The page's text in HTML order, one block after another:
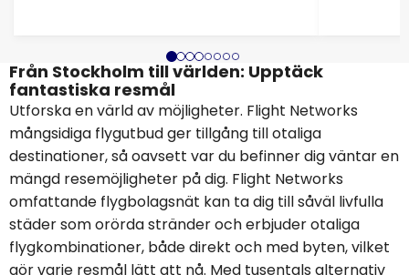
Från Stockholm till världen: Upptäck
fantastiska resmål
Utforska en värld av möjligheter. Flight Networks
mångsidiga flygutbud ger tillgång till otaliga
destinationer, så oavsett var du befinner dig väntar en
mängd resemöjligheter på dig. Flight Networks
omfattande flygbolagsnät kan ta dig till såväl livfulla
städer som orörda stränder och erbjuder otaliga
flygkombinationer, både direkt och med byten, vilket
gör varje resmål lätt att nå. Med tusentals alternativ